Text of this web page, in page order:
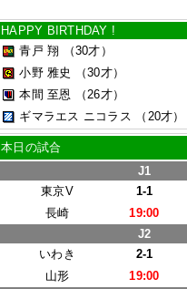
HAPPY BIRTHDAY !
青戸 翔
（30才）
小野 雅史
（30才）
本間 至恩
（26才）
ギマラエス ニコラス
（20才）
本日の試合
J1
東京V
1-1
長崎
19:00
J2
いわき
2-1
山形
19:00